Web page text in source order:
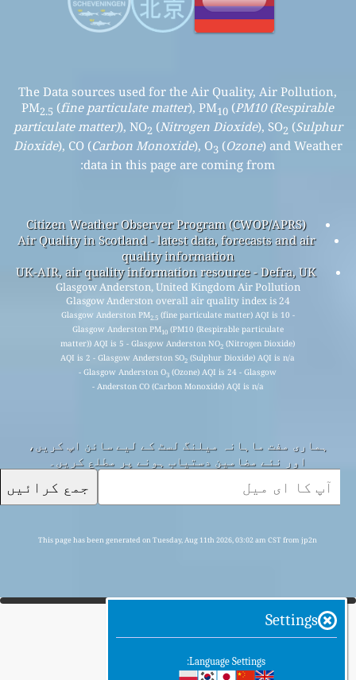
The Data sources used for the Air Quality, Air Pollution,
PM2.5(fine particulate matter), PM10(PM10 (Respirable
particulate matter)), NO2 (Nitrogen Dioxide), SO2 (Sulphur
Dioxide), CO (Carbon Monoxide), O3 (Ozone ) and Weather
data in this page are coming from:
Citizen Weather Observer Program (CWOP/APRS)
Air Quality in Scotland - latest data, forecasts and air
quality information
UK-AIR, air quality information resource - Defra, UK
Glasgow Anderston, United Kingdom Air Pollution
Glasgow Anderston overall air quality index is 24
Glasgow Anderston PM2.5(fine particulate matter) AQI is 10 -
Glasgow Anderston PM10(PM10 (Respirable particulate
matter)) AQI is 5 - Glasgow Anderston NO 2(Nitrogen Dioxide)
AQI is 2 - Glasgow Anderston SO 2(Sulphur Dioxide) AQI is n/a
- Glasgow Anderston O 3(Ozone) AQI is 24 - Glasgow
Anderston CO (Carbon Monoxide) AQI is n/a -
ہماری مفت ماہانہ میلنگ لسٹ کے لیے سائن اپ کریں،
اور نئے مضامین دستیاب ہونے پر مطلع کریں۔
جمع کرائیں
This page has been generated on Tuesday, Aug 11th 2026, 03:02 am CST from jp2n
Settings
Language Settings: